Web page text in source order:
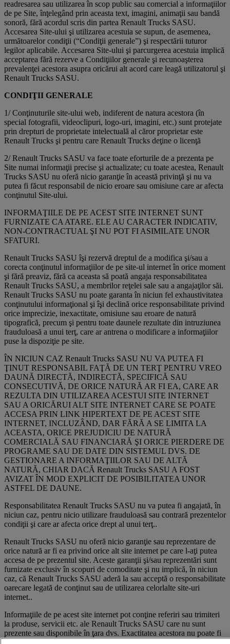
readresarea sau utilizarea în scop public sau comercial a informaţiilor
de pe Site, înţelegând prin aceasta text, imagini, animaţii sau bandă
sonoră, fără acordul scris din partea Renault Trucks SASU.
Accesarea Site-ului şi utilizarea acestuia se supun, de asemenea,
următoarelor condiţii (“Condiţii generale”) şi respectării tuturor
legilor aplicabile. Accesarea Site-ului şi parcurgerea acestuia implică
acceptarea fără rezerve a Condiţiilor generale şi recunoaşterea
prevalenţei acestora asupra oricărui alt acord care leagă utilizatorul şi
Renault Trucks SASU.
CONDIŢII GENERALE
1/ Conţinuturile site-ului web, indiferent de natura acestora (în
special fotografii, videoclipuri, logo-uri, imagini, etc.) sunt protejate
prin drepturi de proprietate intelectuală al căror proprietar este
Renault Trucks şi pentru care Renault Trucks deţine o licenţă
2/ Renault Trucks SASU va face toate eforturile de a prezenta pe
Site numai informaţii precise şi actualizate; cu toate acestea, Renault
Trucks SASU nu oferă nicio garanţie în această privinţă şi nu va
putea fi făcut responsabil de nicio eroare sau omisiune care ar afecta
conţinutul Site-ului.
INFORMAŢIILE DE PE ACEST SITE INTERNET SUNT
FURNIZATE CA ATARE. ELE AU CARACTER INDICATIV,
NON-CONTRACTUAL ŞI NU POT FI ASIMILATE UNOR
SFATURI.
Renault Trucks SASU îşi rezervă dreptul de a modifica şi/sau a
corecta conţinutul informaţiilor de pe site-ul internet în orice moment
şi fără preaviz, fără ca aceasta să poată angaja responsabilitatea
Renault Trucks SASU, a membrilor reţelei sale sau a angajaţilor săi.
Renault Trucks SASU nu poate garanta în niciun fel exhaustivitatea
conţinutului informaţional şi îşi declină orice responsabilitate privind
orice imprecizie, inexactitate, omisiune sau eroare de natură
tipografică, precum şi pentru toate daunele rezultate din intruziunea
frauduloasă a unui terţ, care ar antrena o modificare a informaţiilor
puse la dispoziţie pe site.
ÎN NICIUN CAZ Renault Trucks SASU NU VA PUTEA FI
ŢINUT RESPONSABIL FAŢĂ DE UN TERŢ PENTRU VREO
DAUNĂ DIRECTĂ, INDIRECTĂ, SPECIFICĂ SAU
CONSECUTIVĂ, DE ORICE NATURĂ AR FI EA, CARE AR
REZULTA DIN UTILIZAREA ACESTUI SITE INTERNET
SAU A ORICĂRUI ALT SITE INTERNET CARE SE POATE
ACCESA PRIN LINK HIPERTEXT DE PE ACEST SITE
INTERNET, INCLUZÂND, DAR FĂRĂ A SE LIMITA LA
ACEASTA, ORICE PREJUDICIU DE NATURĂ
COMERCIALĂ SAU FINANCIARĂ ŞI ORICE PIERDERE DE
PROGRAME SAU DE DATE DIN SISTEMUL DVS. DE
GESTIONARE A INFORMAŢIILOR SAU DE ALTĂ
NATURĂ, CHIAR DACĂ Renault Trucks SASU A FOST
AVIZAT ÎN MOD EXPLICIT DE POSIBILITATEA UNOR
ASTFEL DE DAUNE.
Responsabilitatea Renault Trucks SASU nu va putea fi angajată, în
niciun caz, pentru nicio utilizare frauduloasă sau contrară prezentelor
condiţii şi care ar afecta orice drept al unui terţ..
Renault Trucks SASU nu oferă nicio garanţie sau reprezentare de
orice natură ar fi ea privind orice alt site internet pe care l-aţi putea
accesa de pe prezentul site. Aceste garanţii şi/sau reprezentări sunt
furnizate exclusiv în scopuri de comoditate şi nu implică, în niciun
caz, că Renault Trucks SASU aderă la sau acceptă o responsabilitate
oarecare legată de conţinut sau de utilizarea celorlalte site-uri
internet..
Informaţiile de pe acest site internet pot conţine referiri sau trimiteri
la produse, servicii etc. ale Renault Trucks SASU care nu sunt
prezente sau disponibile în ţara dvs. Exactitatea acestora nu poate fi